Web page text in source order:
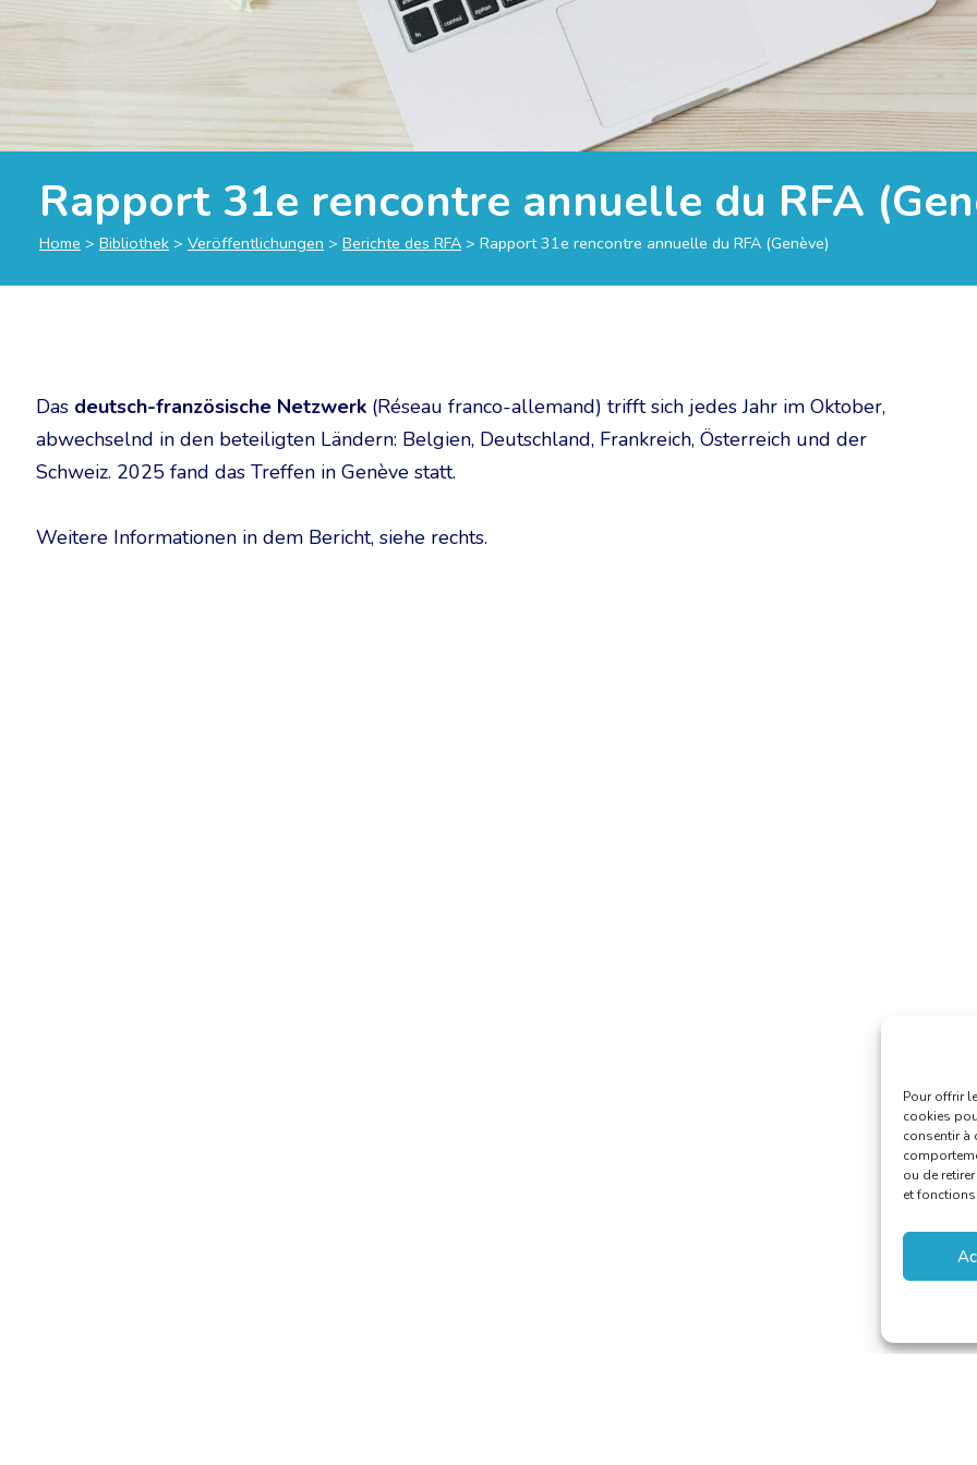
Pour offrir
cookies
consentir à
ou de
et
Rapport 31e rencontre annuelle du RFA
Home > Bibliothek > Veröffentlichungen > Berichte des RFA > Rapport 31e rencontre annuelle du RFA (Genève)
Das deutsch-französische Netzwerk (Réseau franco-allemand) trifft sich jedes Jahr im Oktober,
abwechselnd in den beteiligten Ländern: Belgien, Deutschland, Frankreich, Österreich und der
Schweiz. 2025 fand das Treffen in Genève statt.
Weitere Informationen in dem Bericht, siehe rechts.